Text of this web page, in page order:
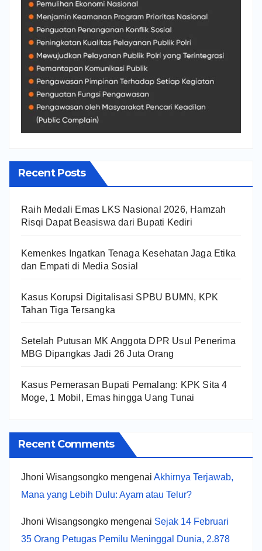
Recent Posts
Raih Medali Emas LKS Nasional 2026, Hamzah
Risqi Dapat Beasiswa dari Bupati Kediri
Kemenkes Ingatkan Tenaga Kesehatan Jaga Etika
dan Empati di Media Sosial
Kasus Korupsi Digitalisasi SPBU BUMN, KPK
Tahan Tiga Tersangka
Setelah Putusan MK Anggota DPR Usul Penerima
MBG Dipangkas Jadi 26 Juta Orang
Kasus Pemerasan Bupati Pemalang: KPK Sita 4
Moge, 1 Mobil, Emas hingga Uang Tunai
Recent Comments
Jhoni Wisangsongko mengenai Akhirnya Terjawab,
Mana yang Lebih Dulu: Ayam atau Telur?
Jhoni Wisangsongko mengenai Sejak 14 Februari
35 Orang Petugas Pemilu Meninggal Dunia, 2.878